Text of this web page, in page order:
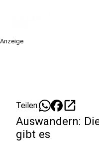
Anzeige
Teilen: open_in_new
Auswandern:
gibt es